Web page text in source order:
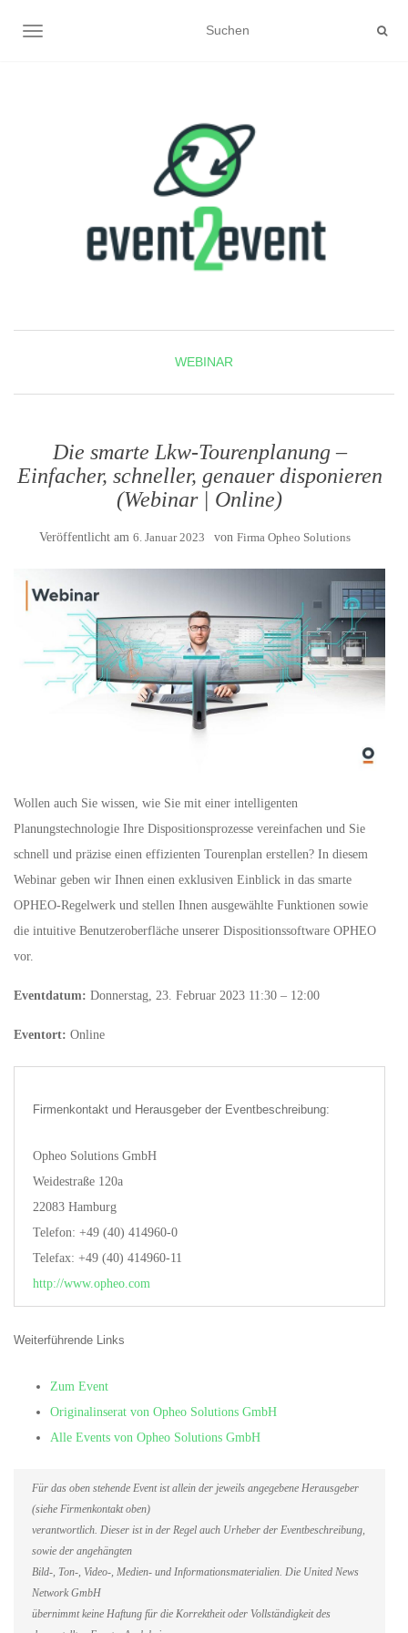
NAVIGATION UMSCHALTEN
WEBINAR
Die smarte Lkw-Tourenplanung –
Einfacher, schneller, genauer disponieren
(Webinar | Online)
Veröffentlicht am 6. Januar 2023 von Firma Opheo Solutions
Wollen auch Sie wissen, wie Sie mit einer intelligenten
Planungstechnologie Ihre Dispositionsprozesse vereinfachen und Sie
schnell und präzise einen effizienten Tourenplan erstellen? In diesem
Webinar geben wir Ihnen einen exklusiven Einblick in das smarte
OPHEO-Regelwerk und stellen Ihnen ausgewählte Funktionen sowie
die intuitive Benutzeroberfläche unserer Dispositionssoftware OPHEO
vor.
Eventdatum: Donnerstag, 23. Februar 2023 11:30 – 12:00
Eventort: Online
Firmenkontakt und Herausgeber der Eventbeschreibung:
Opheo Solutions GmbH
Weidestraße 120a
22083 Hamburg
Telefon: +49 (40) 414960-0
Telefax: +49 (40) 414960-11
http://www.opheo.com
Weiterführende Links
Zum Event
Originalinserat von Opheo Solutions GmbH
Alle Events von Opheo Solutions GmbH
Für das oben stehende Event ist allein der jeweils angegebene Herausgeber
(siehe Firmenkontakt oben)
verantwortlich. Dieser ist in der Regel auch Urheber der Eventbeschreibung,
sowie der angehängten
Bild-, Ton-, Video-, Medien- und Informationsmaterialien. Die United News
Network GmbH
übernimmt keine Haftung für die Korrektheit oder Vollständigkeit des